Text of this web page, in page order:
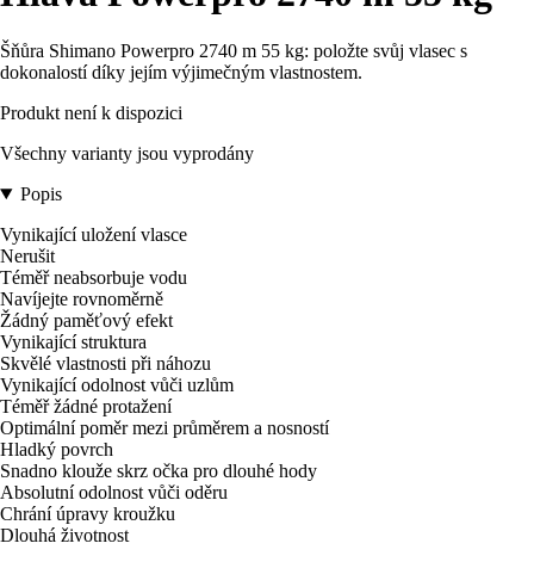
Šňůra Shimano Powerpro 2740 m 55 kg: položte svůj vlasec s
dokonalostí díky jejím výjimečným vlastnostem.
Produkt není k dispozici
Všechny varianty jsou vyprodány
Popis
Vynikající uložení vlasce
Nerušit
Téměř neabsorbuje vodu
Navíjejte rovnoměrně
Žádný paměťový efekt
Vynikající struktura
Skvělé vlastnosti při náhozu
Vynikající odolnost vůči uzlům
Téměř žádné protažení
Optimální poměr mezi průměrem a nosností
Hladký povrch
Snadno klouže skrz očka pro dlouhé hody
Absolutní odolnost vůči oděru
Chrání úpravy kroužku
Dlouhá životnost